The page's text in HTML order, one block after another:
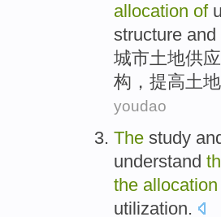
allocation of
structure and
城市土地供应
构 ， 提高土
youdao
The study
understand
the allocation
utilization.